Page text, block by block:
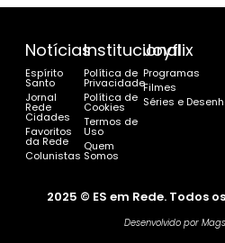
Notícias
Espírito
Santo
Jornal
Rede
Cidades
Favoritos
da Rede
Colunistas
Institucional
Política de
Privacidade
Política de
Cookies
Termos de
Uso
Quem
Somos
Joyflix
Programas
Filmes
Séries e
2025 © ES em Rede. Todos
Desenvolvido por